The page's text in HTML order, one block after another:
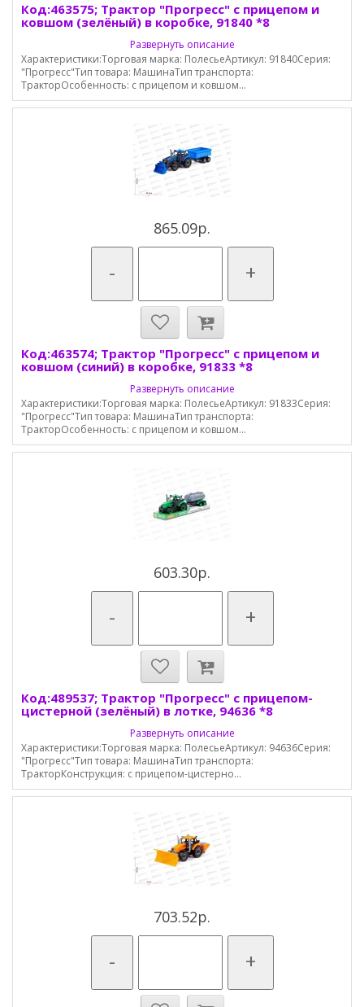
Код:463575; Трактор "Прогресс" с прицепом и
ковшом (зелёный) в коробке, 91840 *8
Развернуть описание
Характеристики:Торговая марка: ПолесьеАртикул: 91840Серия:
"Прогресс"Тип товара: МашинаТип транспорта:
ТракторОсобенность: с прицепом и ковшом...
865.09р.
- +
Код:463574; Трактор "Прогресс" с прицепом и
ковшом (синий) в коробке, 91833 *8
Развернуть описание
Характеристики:Торговая марка: ПолесьеАртикул: 91833Серия:
"Прогресс"Тип товара: МашинаТип транспорта:
ТракторОсобенность: с прицепом и ковшом...
603.30р.
- +
Код:489537; Трактор "Прогресс" с прицепом-
цистерной (зелёный) в лотке, 94636 *8
Развернуть описание
Характеристики:Торговая марка: ПолесьеАртикул: 94636Серия:
"Прогресс"Тип товара: МашинаТип транспорта:
ТракторКонструкция: с прицепом-цистерно...
703.52р.
- +